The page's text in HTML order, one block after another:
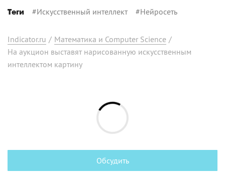
Теги #Искусственный интеллект#Нейросеть
Indicator.ru / Математика и Computer Science /
На аукцион выставят нарисованную искусственным
интеллектом картину
Обсудить